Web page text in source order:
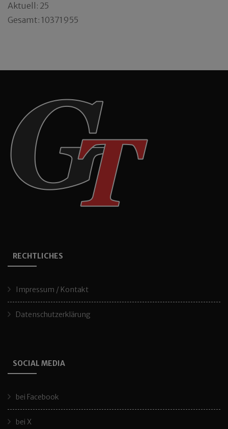
Aktuell: 25
Gesamt: 10371955
RECHTLICHES
Impressum / Kontakt
Datenschutzerklärung
SOCIAL MEDIA
bei Facebook
bei X